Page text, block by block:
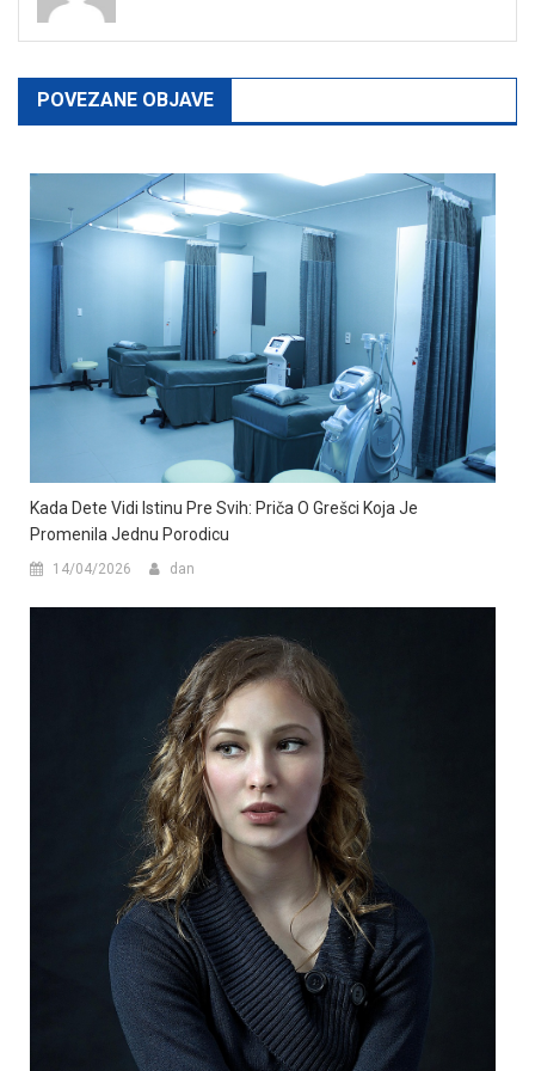
POVEZANE OBJAVE
Kada Dete Vidi Istinu Pre Svih: Priča O Grešci Koja Je
Promenila Jednu Porodicu
14/04/2026 dan